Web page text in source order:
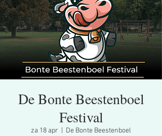
De Bonte Beestenboel
Festival
za 18 apr De Bonte Beestenboel